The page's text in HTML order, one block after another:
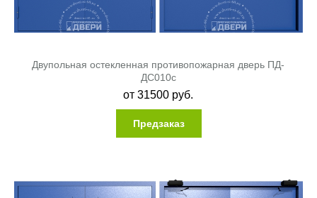
Двупольная остекленная противопожарная дверь ПД-
ДC010c
от31500 руб.
Предзаказ